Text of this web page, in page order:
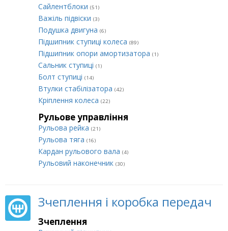
Сайлентблоки (51)
Важіль підвіски (3)
Подушка двигуна (6)
Підшипник ступиці колеса (89)
Підшипник опори амортизатора (1)
Сальник ступиці (1)
Болт ступиці (14)
Втулки стабілізатора (42)
Кріплення колеса (22)
Рульове управління
Рульова рейка (21)
Рульова тяга (16)
Кардан рульового вала (4)
Рульовий наконечник (30)
Зчеплення і коробка передач
Зчеплення